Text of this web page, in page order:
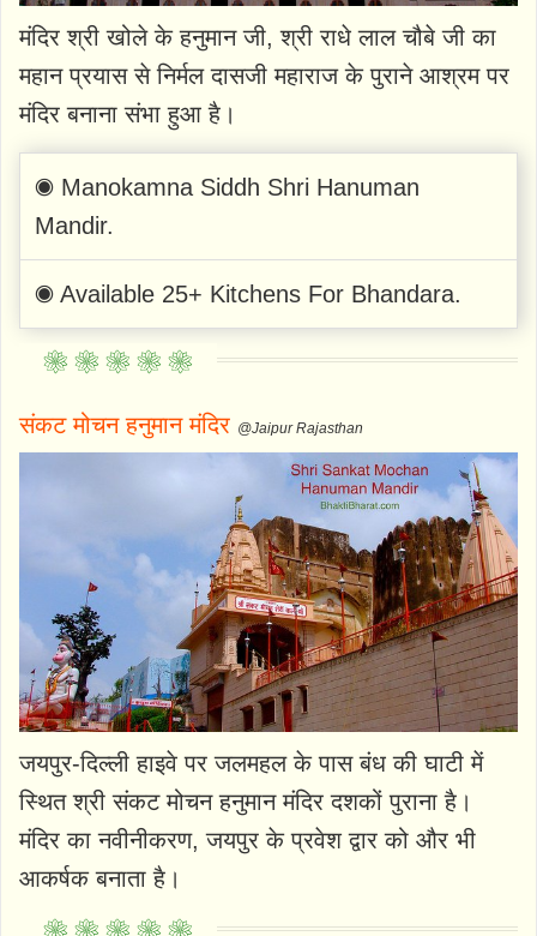
मंदिर श्री खोले के हनुमान जी, श्री राधे लाल चौबे जी का
महान प्रयास से निर्मल दासजी महाराज के पुराने आश्रम पर
मंदिर बनाना संभा हुआ है।
◉ Manokamna Siddh Shri Hanuman
Mandir.
◉ Available 25+ Kitchens For Bhandara.
संकट मोचन हनुमान मंदिर @Jaipur Rajasthan
जयपुर-दिल्ली हाइवे पर जलमहल के पास बंध की घाटी में
स्थित श्री संकट मोचन हनुमान मंदिर दशकों पुराना है।
मंदिर का नवीनीकरण, जयपुर के प्रवेश द्वार को और भी
आकर्षक बनाता है।